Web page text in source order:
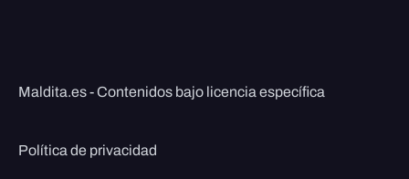
Maldita.es - Contenidos bajo licencia específica
Política de privacidad